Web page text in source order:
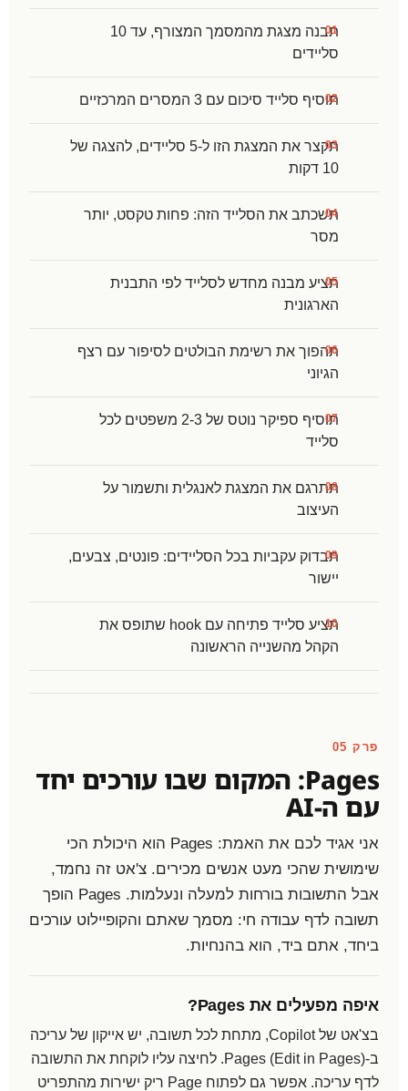
תבנה מצגת מהמסמך המצורף, עד 10
סליידים
תוסיף סלייד סיכום עם 3 המסרים המרכזיים
תקצר את המצגת הזו ל-5 סליידים, להצגה של
10 דקות
תשכתב את הסלייד הזה: פחות טקסט, יותר
מסר
תציע מבנה מחדש לסלייד לפי התבנית
הארגונית
תהפוך את רשימת הבולטים לסיפור עם רצף
הגיוני
תוסיף ספיקר נוטס של 2-3 משפטים לכל
סלייד
תתרגם את המצגת לאנגלית ותשמור על
העיצוב
תבדוק עקביות בכל הסליידים: פונטים, צבעים,
יישור
תציע סלייד פתיחה עם hook שתופס את
הקהל מהשנייה הראשונה
פרק 05
Pages: המקום שבו עורכים יחד
עם ה-AI
אני אגיד לכם את האמת: Pages הוא היכולת הכי
שימושית שהכי מעט אנשים מכירים. צ'אט זה נחמד,
אבל התשובות בורחות למעלה ונעלמות. Pages הופך
תשובה לדף עבודה חי: מסמך שאתם והקופיילוט עורכים
ביחד, אתם ביד, הוא בהנחיות.
איפה מפעילים את Pages?
בצ'אט של Copilot, מתחת לכל תשובה, יש אייקון של עריכה
ב-Pages (Edit in Pages). לחיצה עליו לוקחת את התשובה
לדף עריכה. אפשר גם לפתוח Page ריק ישירות מהתפריט